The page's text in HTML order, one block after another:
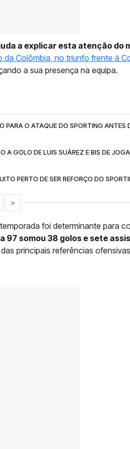
a explicar esta atenção do
Colômbia, no triunfo frente à
a sua presença na equipa.
PARA O ATAQUE DO SPORTING ANTES
A GOLO DE LUIS SUÁREZ E BIS DE
PERTO DE SER REFORÇO DO
>
foi determinante para
97 somou 38 golos e sete
principais referências